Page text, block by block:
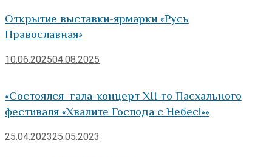
Открытие выставки-ярмарки «Русь
Православная»
10.06.202504.08.2025
«Состоялся гала-концерт XII-го Пасхального
фестиваля «Хвалите Господа с Небес!»»
25.04.202325.05.2023